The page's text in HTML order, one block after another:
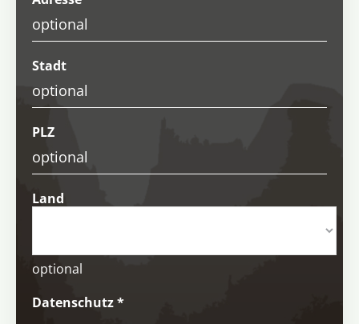
Stadt
PLZ
Land
optional
Datenschutz*